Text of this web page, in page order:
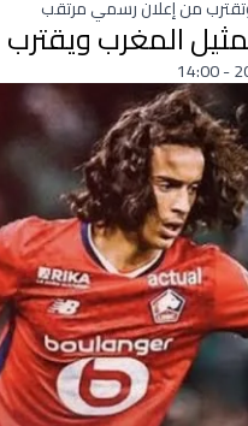
من إعلان رسمي مرتقب
المغرب